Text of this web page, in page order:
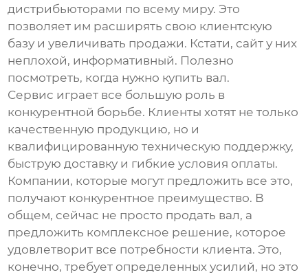
дистрибьюторами по всему миру. Это
позволяет им расширять свою клиентскую
базу и увеличивать продажи. Кстати, сайт у них
неплохой, информативный. Полезно
посмотреть, когда нужно купить вал.
Сервис играет все большую роль в
конкурентной борьбе. Клиенты хотят не только
качественную продукцию, но и
квалифицированную техническую поддержку,
быструю доставку и гибкие условия оплаты.
Компании, которые могут предложить все это,
получают конкурентное преимущество. В
общем, сейчас не просто продать вал, а
предложить комплексное решение, которое
удовлетворит все потребности клиента. Это,
конечно, требует определенных усилий, но это